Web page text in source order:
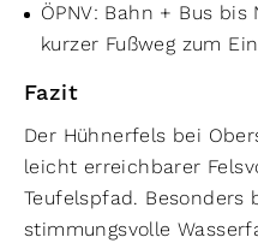
ÖPNV: Bahn + Bus
kurzer Fußweg zum
Fazit
Der Hühnerfels bei
leicht erreichbarer
Teufelspfad.
stimmungsvolle